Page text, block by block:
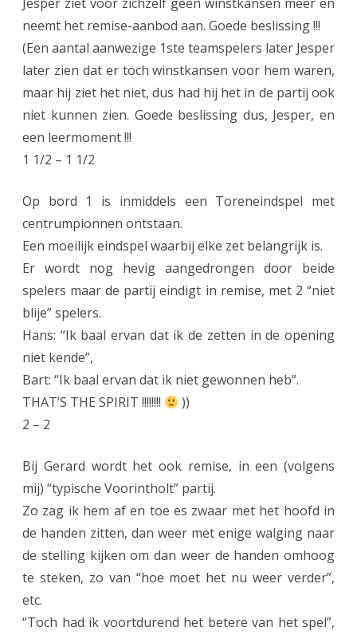
neemt het remise-aanbod aan. Goede beslissing !!!
(Een aantal aanwezige 1ste teamspelers later Jesper
later zien dat er toch winstkansen voor hem waren,
maar hij ziet het niet, dus had hij het in de partij ook
niet kunnen zien. Goede beslissing dus, Jesper, en
een leermoment !!!
1 1/2 – 1 1/2
Op bord 1 is inmiddels een Toreneindspel met
centrumpionnen ontstaan.
Een moeilijk eindspel waarbij elke zet belangrijk is.
Er wordt nog hevig aangedrongen door beide
spelers maar de partij eindigt in remise, met 2 “niet
blije” spelers.
Hans: “Ik baal ervan dat ik de zetten in de opening
niet kende”,
Bart: “Ik baal ervan dat ik niet gewonnen heb”.
THAT’S THE SPIRIT !!!!!!!!
))
2 – 2
Bij Gerard wordt het ook remise, in een (volgens
mij) “typische Voorintholt” partij.
Zo zag ik hem af en toe es zwaar met het hoofd in
de handen zitten, dan weer met enige walging naar
de stelling kijken om dan weer de handen omhoog
te steken, zo van “hoe moet het nu weer verder”,
etc.
“Toch had ik voortdurend het betere van het spel”,